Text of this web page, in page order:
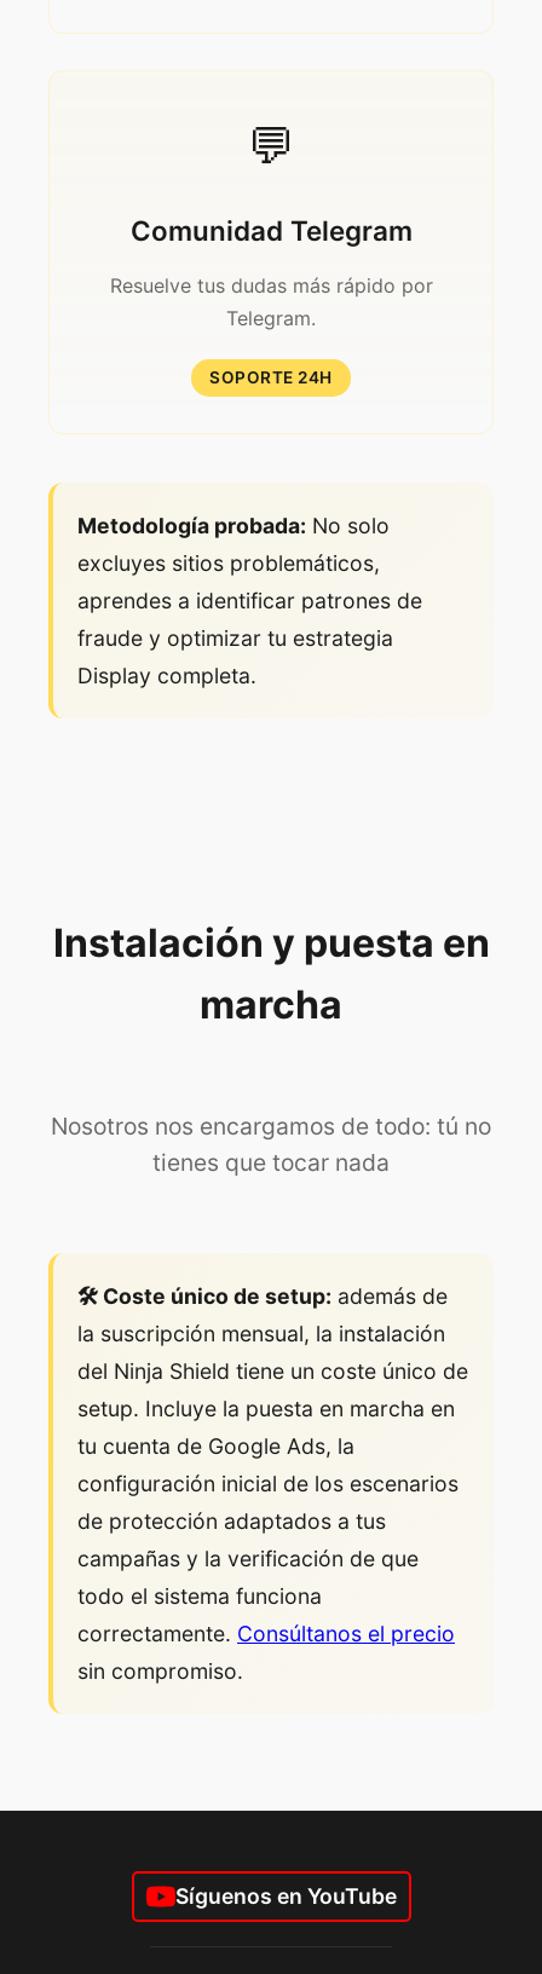
💬
Comunidad Telegram
Resuelve tus dudas más rápido por
Telegram.
SOPORTE 24H
Metodología probada: No solo
excluyes sitios problemáticos,
aprendes a identificar patrones de
fraude y optimizar tu estrategia
Display completa.
Instalación y puesta en
marcha
Nosotros nos encargamos de todo: tú no
tienes que tocar nada
🛠️ Coste único de setup: además de
la suscripción mensual, la instalación
del Ninja Shield tiene un coste único de
setup. Incluye la puesta en marcha en
tu cuenta de Google Ads, la
configuración inicial de los escenarios
de protección adaptados a tus
campañas y la verificación de que
todo el sistema funciona
correctamente. Consúltanos el precio
sin compromiso.
Síguenos en YouTube